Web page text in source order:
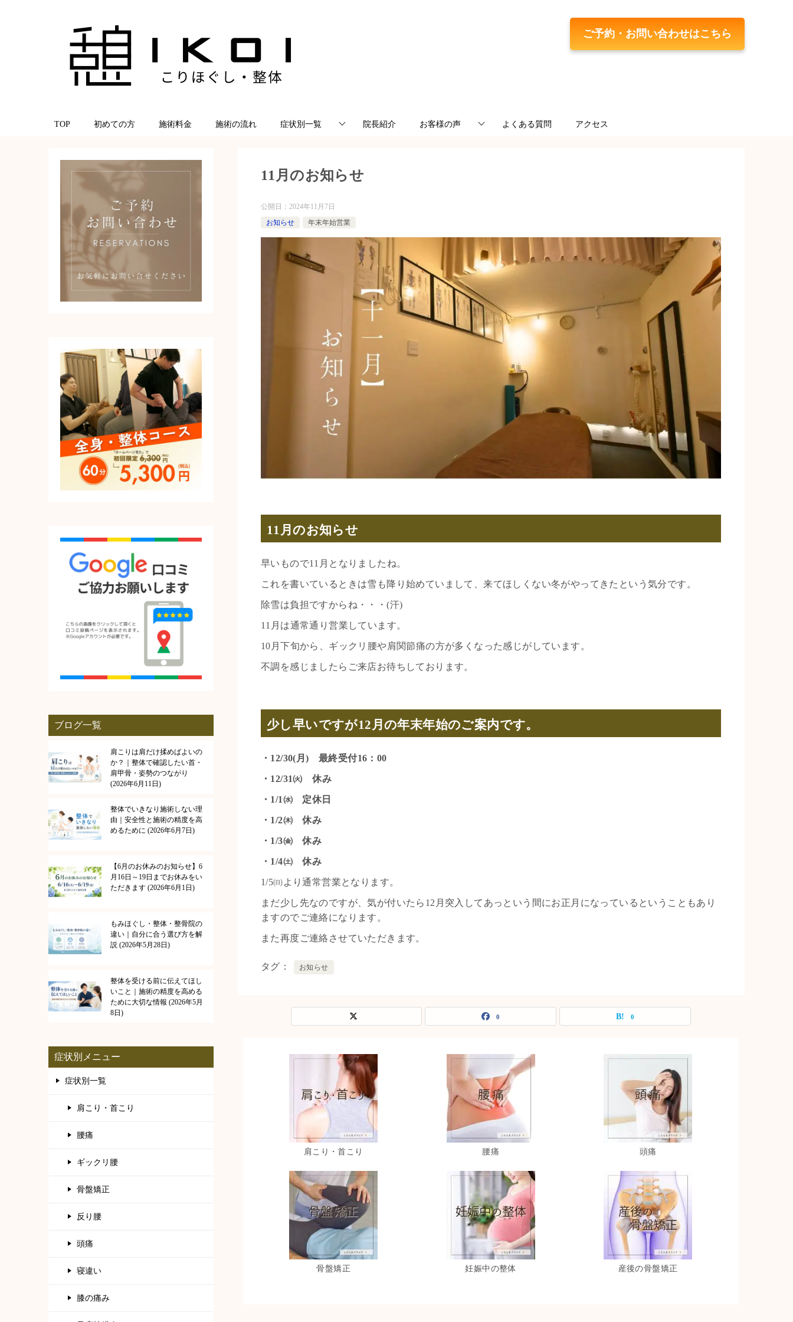
ご予約・お問い合わせはこちら
TOP 初めての方 施術料金 施術の流れ 症状別一覧 院長紹介 お客様の声 よくある質問 アクセス
11月のお知らせ
公開日： 2024年11月7日
お知らせ
年末年始営業
11月のお知らせ
早いもので11月となりましたね。
これを書いているときは雪も降り始めていまして、来てほしくない冬がやってきたという気分です。
除雪は負担ですからね・・・(汗)
11月は通常通り営業しています。
10月下旬から、ギックリ腰や肩関節痛の方が多くなった感じがしています。
不調を感じましたらご来店お待ちしております。
少し早いですが12月の年末年始のご案内です。
・12/30(月) 最終受付16：00
・12/31㈫ 休み
・1/1㈬ 定休日
・1/2㈭ 休み
・1/3㈮ 休み
・1/4㈯ 休み
1/5㈰より通常営業となります。
まだ少し先なのですが、気が付いたら12月突入してあっという間にお正月になっているということもあり
ますのでご連絡になります。
また再度ご連絡させていただきます。
タグ お知らせ
0 0
肩こり・首こり 腰痛 頭痛
骨盤矯正 妊娠中の整体 産後の骨盤矯正
ブログ一覧
肩こりは肩だけ揉めばよいの
か？｜整体で確認したい首・
肩甲骨・姿勢のつながり
2026年6月11日
整体でいきなり施術しない理
由｜安全性と施術の精度を高
めるために 2026年6月7日
【6月のお休みのお知らせ】6
月16日～19日までお休みをい
ただきます 2026年6月1日
もみほぐし・整体・整骨院の
違い｜自分に合う選び方を解
説 2026年5月28日
整体を受ける前に伝えてほし
いこと｜施術の精度を高める
ために大切な情報 2026年5月
8日
症状別メニュー
症状別一覧
肩こり・首こり
腰痛
ギックリ腰
骨盤矯正
反り腰
頭痛
寝違い
膝の痛み